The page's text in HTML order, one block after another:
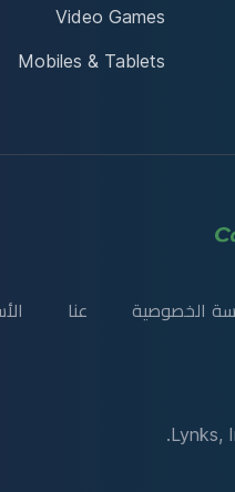
Video Games
Mobiles & Tablets
الخصوصية عنا